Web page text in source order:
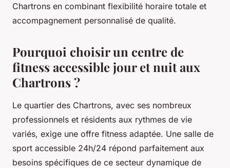
Chartrons en combinant flexibilité horaire totale et
accompagnement personnalisé de qualité.
Pourquoi choisir un centre de
fitness accessible jour et nuit aux
Chartrons ?
Le quartier des Chartrons, avec ses nombreux
professionnels et résidents aux rythmes de vie
variés, exige une offre fitness adaptée. Une salle de
sport accessible 24h/24 répond parfaitement aux
besoins spécifiques de ce secteur dynamique de